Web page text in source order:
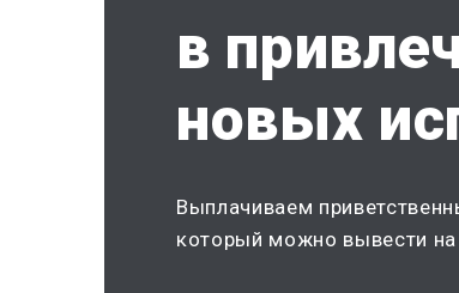
в
новых
Выплачиваем
который можно вывести на